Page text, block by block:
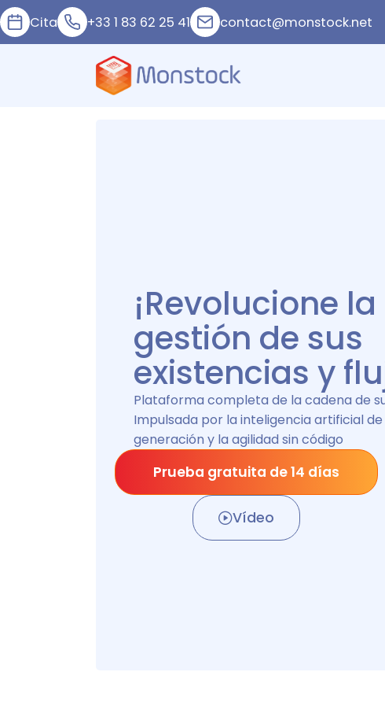
Cita +33 1 83 62 25 41 contact@monstock.net
¡Revolucione la
gestión de sus
existencias y
Plataforma completa de la cadena de
Impulsada por la inteligencia artificial de
generación y la agilidad sin código
Prueba gratuita de 14 días
Vídeo